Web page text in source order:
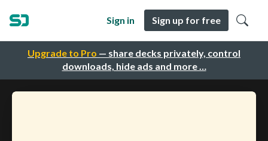
Upgrade to Pro — share decks privately, control
downloads, hide ads and more …
Sign in Sign up for free